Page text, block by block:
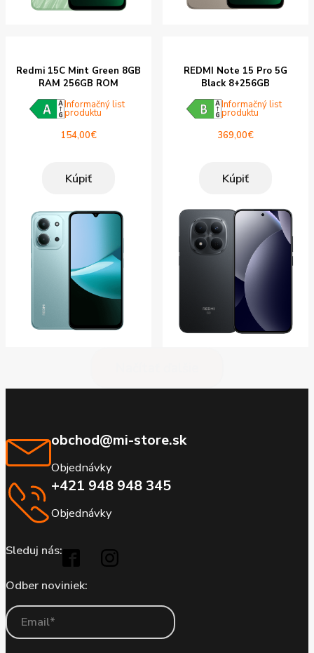
Redmi 15C Mint Green 8GB
RAM 256GB ROM
Informačný list
produktu
154,00€
Kúpiť
REDMI Note 15 Pro 5G
Black 8+256GB
Informačný list
produktu
369,00€
Kúpiť
obchod@mi-store.sk
Objednávky
+421 948 948 345
Objednávky
Sleduj nás:
Odber noviniek: